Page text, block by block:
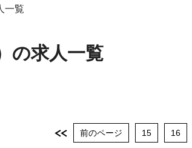
一覧
の求人一覧
前のページ 15 16